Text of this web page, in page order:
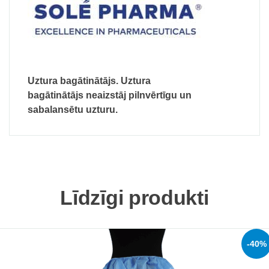
Uztura bagātinātājs. Uztura
bagātinātājs neaizstāj pilnvērtīgu un
sabalansētu uzturu.
Līdzīgi produkti
-40%